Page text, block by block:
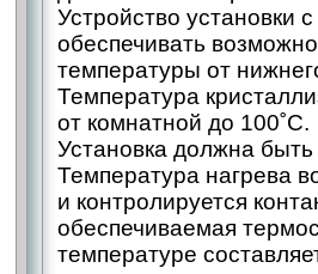
Устройство установки
обеспечивать
температуры от
Температура
от комнатной до 100˚С.
Установка должна
Температура нагрева
и контролируется
обеспечиваемая
температуре